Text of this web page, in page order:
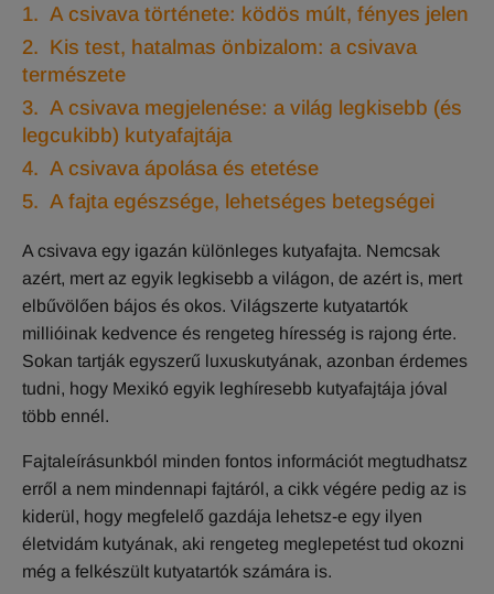
1. A csivava története: ködös múlt, fényes jelen
2. Kis test, hatalmas önbizalom: a csivava
természete
3. A csivava megjelenése: a világ legkisebb (és
legcukibb) kutyafajtája
4. A csivava ápolása és etetése
5. A fajta egészsége, lehetséges betegségei
A csivava egy igazán különleges kutyafajta. Nemcsak
azért, mert az egyik legkisebb a világon, de azért is, mert
elbűvölően bájos és okos. Világszerte kutyatartók
millióinak kedvence és rengeteg híresség is rajong érte.
Sokan tartják egyszerű luxuskutyának, azonban érdemes
tudni, hogy Mexikó egyik leghíresebb kutyafajtája jóval
több ennél.
Fajtaleírásunkból minden fontos információt megtudhatsz
erről a nem mindennapi fajtáról, a cikk végére pedig az is
kiderül, hogy megfelelő gazdája lehetsz-e egy ilyen
életvidám kutyának, aki rengeteg meglepetést tud okozni
még a felkészült kutyatartók számára is.